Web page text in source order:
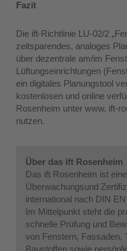
Fazit
Die ift-Richtlinie LU-02/2
zeitsparendes, analoges
über dezentrale am/im
Lüftungseinrichtungen
ein digitales Planungstool
kostenlosen und online
Rosenheim unter www. ift-
nutzen.
Über das ift Rosenheim
Das ift Rosenheim ist
Überwachungsund
international nach DIN
Im Mittelpunkt steht die
schnelle Prüfung und
von Fenstern, Fassaden,
Baustoffen sowie